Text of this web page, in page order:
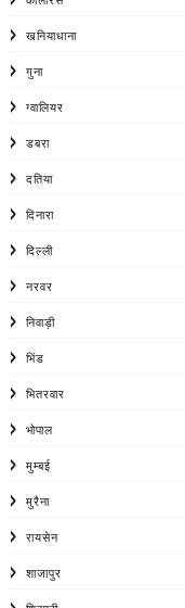
खनियाधाना
गुना
ग्वालियर
डबरा
दतिया
दिनारा
दिल्ली
नरवर
निवाड़ी
भिंड
भितरवार
भोपाल
मुम्बई
मुरैना
रायसेन
शाजापुर